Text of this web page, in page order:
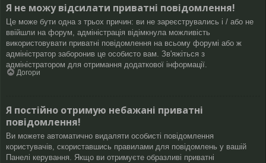
Я не можу відсилати приватні повідомлення!
Це може бути одна з трьох причин: ви не зареєструвались і / або не
ввійшли на форум, адміністрація відімкнула можливість
використовувати приватні повідомлення на всьому форумі або ж
адміністратор заборонив це особисто вам. Зв'яжіться з
адміністратором для отримання додаткової інформації.
Догори
Я постійно отримую небажані приватні
повідомлення!
Ви можете автоматично видаляти особисті повідомлення
користувачів, скориставшись правилами для повідомлень у вашій
Панелі керування. Якщо ви отримуєте образливі приватні